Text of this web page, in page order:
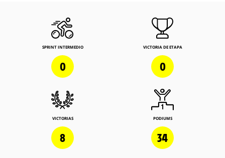
SPRINT INTERMEDIO
0
VICTORIA DE ETAPA
0
VICTORIAS
8
PODIUMS
34